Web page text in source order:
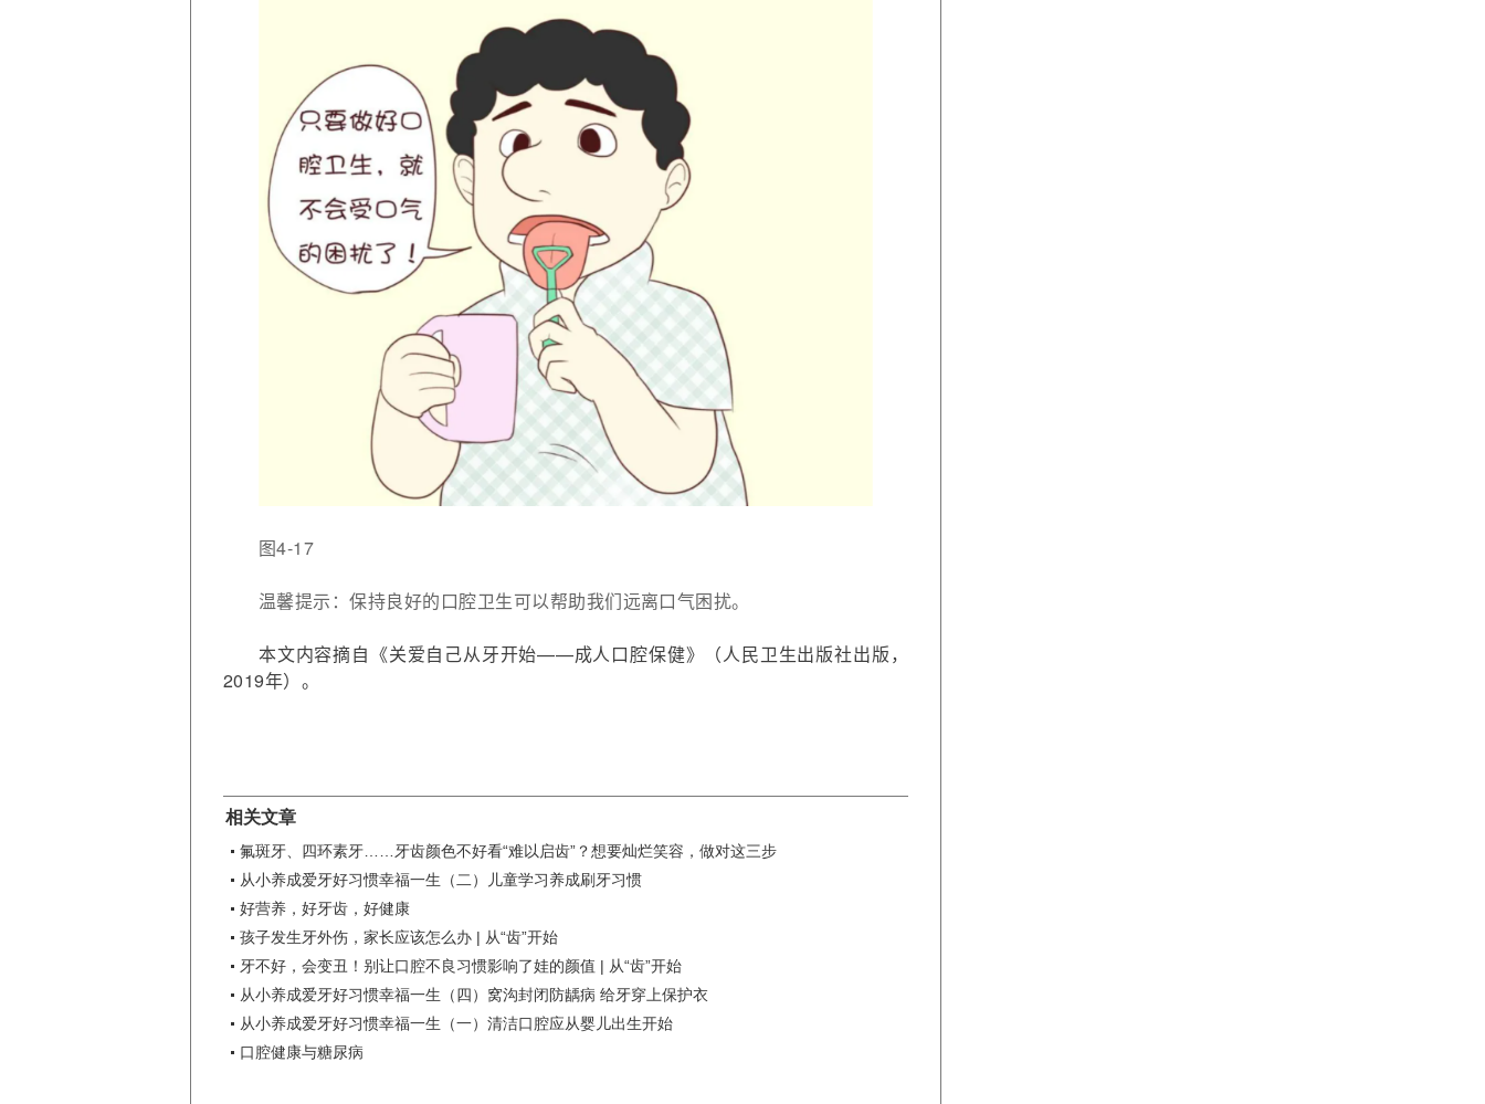
图4-17
温馨提示：保持良好的口腔卫生可以帮助我们远离口气困扰。
本文内容摘自《关爱自己从牙开始——成人口腔保健》（人民卫生出版社出版，
2019年）。
相关文章
氟斑牙、四环素牙……牙齿颜色不好看“难以启齿”？想要灿烂笑容，做对这三步
从小养成爱牙好习惯幸福一生（二）儿童学习养成刷牙习惯
好营养，好牙齿，好健康
孩子发生牙外伤，家长应该怎么办 | 从“齿”开始
牙不好，会变丑！别让口腔不良习惯影响了娃的颜值 | 从“齿”开始
从小养成爱牙好习惯幸福一生（四）窝沟封闭防龋病 给牙穿上保护衣
从小养成爱牙好习惯幸福一生（一）清洁口腔应从婴儿出生开始
口腔健康与糖尿病